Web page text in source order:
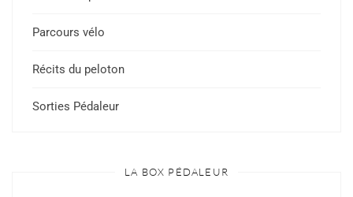
Parcours vélo
Récits du peloton
Sorties Pédaleur
LA BOX PÉDALEUR